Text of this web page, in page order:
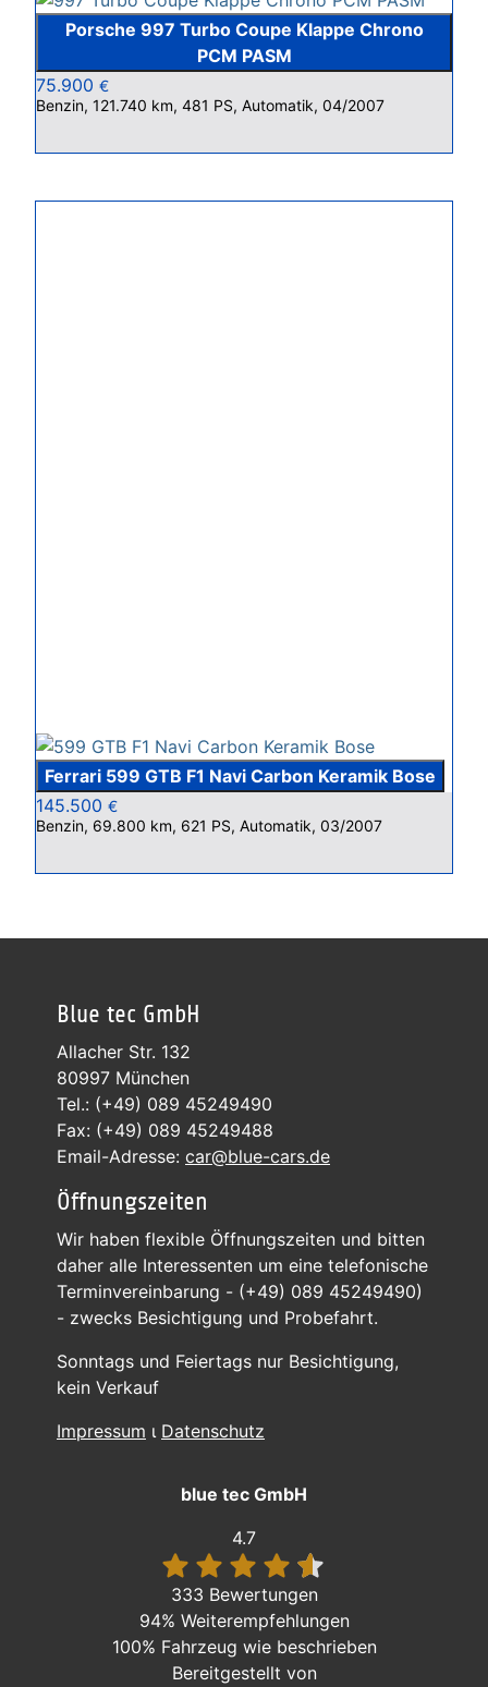
Porsche 997 Turbo Coupe Klappe Chrono
PCM PASM
75.900 €
Benzin, 121.740 km, 481 PS, Automatik, 04/2007
Ferrari 599 GTB F1 Navi Carbon Keramik Bose
145.500 €
Benzin, 69.800 km, 621 PS, Automatik, 03/2007
Blue tec GmbH
Allacher Str. 132
80997 München
Tel.: (+49) 089 45249490
Fax: (+49) 089 45249488
Email-Adresse: car@blue-cars.de
Öffnungszeiten
Wir haben flexible Öffnungszeiten und bitten
daher alle Interessenten um eine telefonische
Terminvereinbarung - (+49) 089 45249490)
- zwecks Besichtigung und Probefahrt.
Sonntags und Feiertags nur Besichtigung,
kein Verkauf
Impressum ι Datenschutz
blue tec GmbH
4.7
333 Bewertungen
94% Weiterempfehlungen
100% Fahrzeug wie beschrieben
Bereitgestellt von